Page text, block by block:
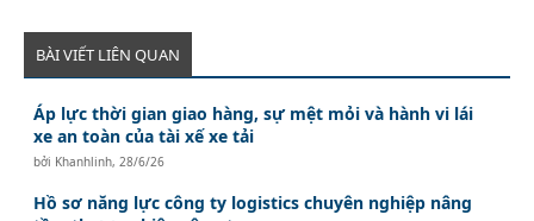
BÀI VIẾT LIÊN QUAN
Áp lực thời gian giao hàng, sự mệt mỏi và hành vi lái
xe an toàn của tài xế xe tải
bởi Khanhlinh,28/6/26
Hồ sơ năng lực công ty logistics chuyên nghiệp nâng